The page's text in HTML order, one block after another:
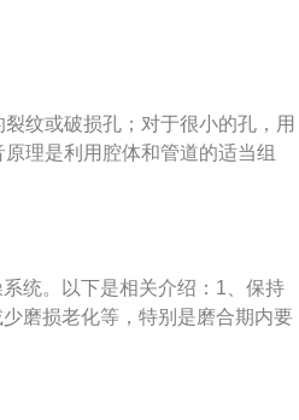
噪声和轮胎有关的因素，主要
一下轮胎，这样会降低胎噪；
衡；7、行驶的里程过多可以做一
用隔音减震胶，可以良好的吸收
采用隔音加厚板：安装隔音加厚
纹或破损孔；对于很小的孔，用
理是利用腔体和管道的适当组
管不能降低声音，可以换成直
统。以下是相关介绍：1、保持
磨损老化等，特别是磨合期内要
优点是功率大、经济性能好。
用的燃料是柴油，其粘度比汽油